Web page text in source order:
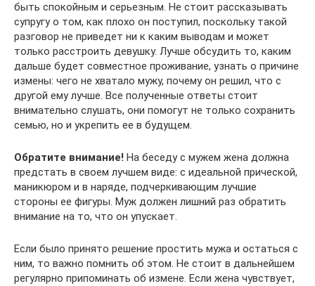
быть спокойным и серьезным. Не стоит рассказывать
супругу о том, как плохо он поступил, поскольку такой
разговор не приведет ни к каким выводам и может
только расстроить девушку. Лучше обсудить то, каким
дальше будет совместное проживание, узнать о причине
измены: чего не хватало мужу, почему он решил, что с
другой ему лучше. Все полученные ответы стоит
внимательно слушать, они помогут не только сохранить
семью, но и укрепить ее в будущем.
Обратите внимание! На беседу с мужем жена должна
предстать в своем лучшем виде: с идеальной прической,
маникюром и в наряде, подчеркивающим лучшие
стороны ее фигуры. Муж должен лишний раз обратить
внимание на то, что он упускает.
Если было принято решение простить мужа и остаться с
ним, то важно помнить об этом. Не стоит в дальнейшем
регулярно припоминать об измене. Если жена чувствует,